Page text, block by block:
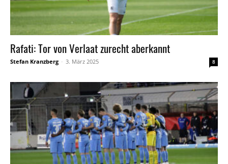
Rafati: Tor von Verlaat zurecht aberkannt
Stefan Kranzberg - 3. März 2025 8